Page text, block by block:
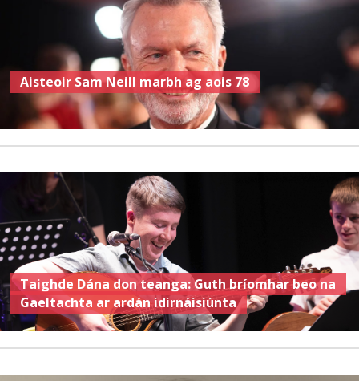
Aisteoir Sam Neill marbh ag aois 78
Taighde Dána don teanga: Guth bríomhar beo na
Gaeltachta ar ardán idirnáisiúnta